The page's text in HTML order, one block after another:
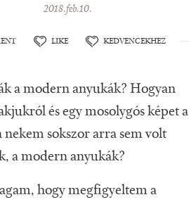
2018.feb.10.
LIKE KEDVENCEKHEZ
a modern anyukák? Hogyan
és egy mosolygós képet a
sokszor arra sem volt
a modern anyukák?
hogy megfigyeltem a